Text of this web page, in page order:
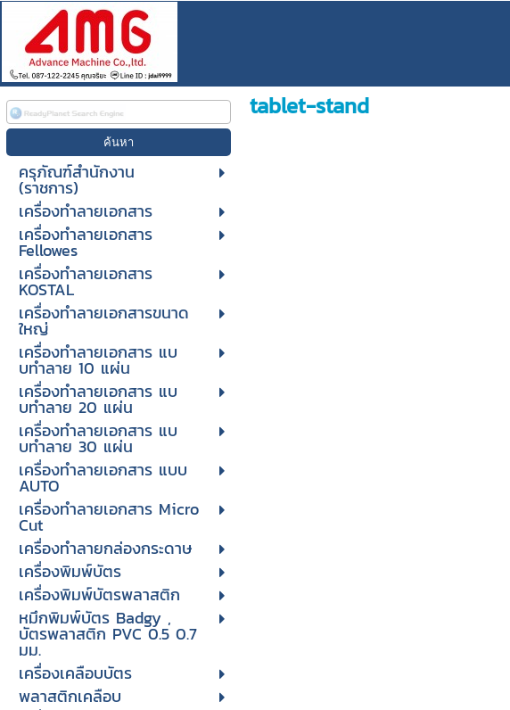
ครุภัณฑ์สำนักงาน
(ราชการ)
เครื่องทำลายเอกสาร
เครื่องทำลายเอกสาร
Fellowes
เครื่องทำลายเอกสาร
KOSTAL
เครื่องทำลายเอกสารขนาด
ใหญ่
เครื่องทําลายเอกสาร แบ
บทําลาย 10 แผ่น
เครื่องทําลายเอกสาร แบ
บทําลาย 20 แผ่น
เครื่องทําลายเอกสาร แบ
บทําลาย 30 แผ่น
เครื่องทำลายเอกสาร แบบ
AUTO
เครื่องทำลายเอกสาร Micro
Cut
เครื่องทำลายกล่องกระดาษ
เครื่องพิมพ์บัตร
เครื่องพิมพ์บัตรพลาสติก
หมึกพิมพ์บัตร Badgy ,
บัตรพลาสติก PVC 0.5 0.7
มม.
เครื่องเคลือบบัตร
พลาสติกเคลือบ
tablet-stand